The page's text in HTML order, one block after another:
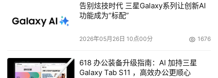
计，为用户提供性能无损的安全防护‌，帮助企业在保护
和扩展现代企业网络的同时，从容应对不断增长的加密
馈，第七次获评 Gartner Peer Insights™“客户之选”。
告别炫技时代 三星Galaxy系列让创新AI
功能成为“标配”
2026年05月26日 10点00分 1676
618 办公装备升级指南：AI 加持三星
Galaxy Tab S11 ，高效办公更顺心